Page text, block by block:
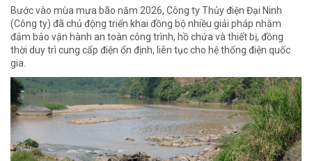
Bước vào mùa mưa bão năm 2026, Công ty Thủy điện Đại Ninh
(Công ty) đã chủ động triển khai đồng bộ nhiều giải pháp nhằm
đảm bảo vận hành an toàn công trình, hồ chứa và thiết bị, đồng
thời duy trì cung cấp điện ổn định, liên tục cho hệ thống điện quốc
gia.